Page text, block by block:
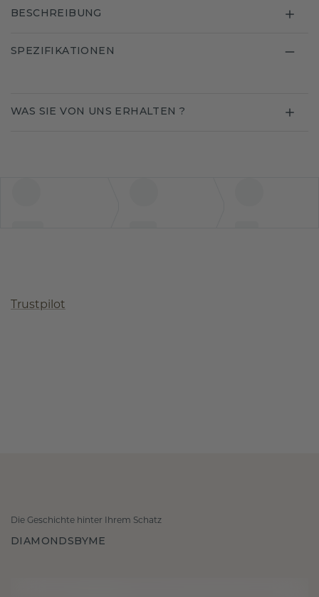
BESCHREIBUNG
SPEZIFIKATIONEN
WAS SIE VON UNS ERHALTEN ?
Trustpilot
Die Geschichte hinter Ihrem Schatz
DIAMONDSBYME